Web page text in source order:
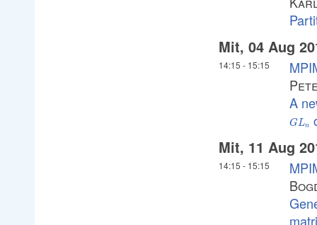
Mit, 04 Aug
14:15 - 15:15
A
GLn
Mit, 11 Aug
14:15 - 15:15